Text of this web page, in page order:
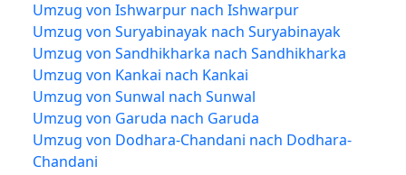
Umzug von Ishwarpur nach Ishwarpur
Umzug von Suryabinayak nach Suryabinayak
Umzug von Sandhikharka nach Sandhikharka
Umzug von Kankai nach Kankai
Umzug von Sunwal nach Sunwal
Umzug von Garuda nach Garuda
Umzug von Dodhara-Chandani nach Dodhara-
Chandani